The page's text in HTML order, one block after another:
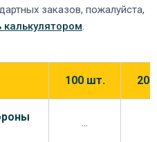
заказов, пожалуйста,
калькулятором.
100 шт.
...